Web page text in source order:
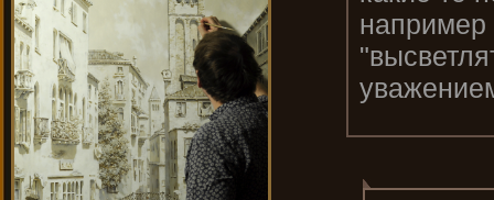
например